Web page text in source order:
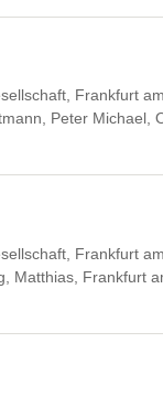
Frankfurt
Peter Michael,
Frankfurt
Matthias, Frankfurt